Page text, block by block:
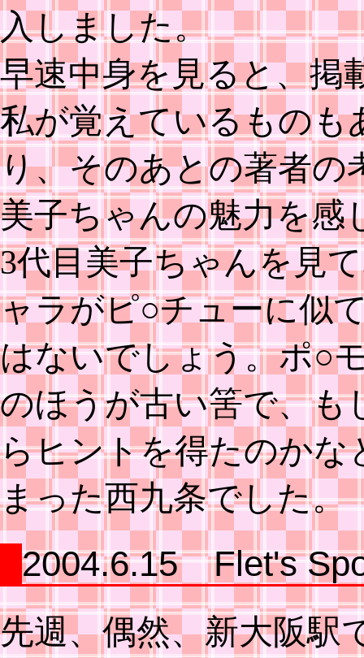
入しました。
早速中身を見ると、掲
私が覚えているものも
り、そのあとの著者の
美子ちゃんの魅力を感
3代目美子ちゃんを見
ャラがピ○チューに似
はないでしょう。ポ○
のほうが古い筈で、も
らヒントを得たのかな
まった西九条でした。
2004.6.15 Flet's
先週、偶然、新大阪駅